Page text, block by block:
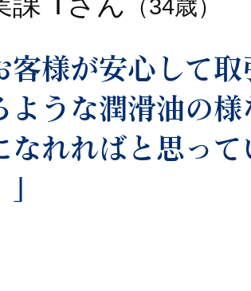
（34歳）
客様が安心して取
ような潤滑油の様
なれればと思って